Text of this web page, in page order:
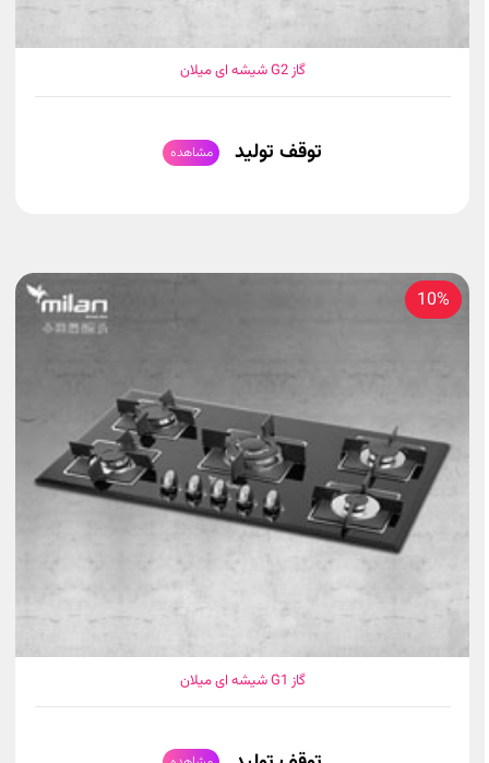
گاز G2 شیشه ای میلان
توقف تولید مشاهده
10%
گاز G1 شیشه ای میلان